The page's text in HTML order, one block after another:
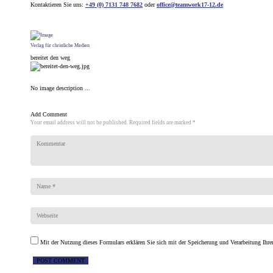
Kontaktieren Sie uns: +49 (0) 7131 748 7682 oderoffice@teamwork17-12.de
Verlag für christliche Medien
bereitet den weg
No image description ...
Add Comment
Your email address will not be published. Required fields are marked *
Mit der Nutzung dieses Formulars erklären Sie sich mit der Speicherung und Verarbeitung